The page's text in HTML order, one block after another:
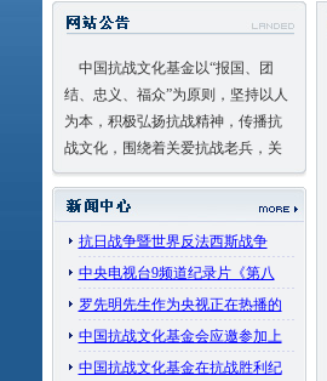
动，动员全社会的力量，塑造抗战
历史中永不磨灭的精神丰碑！
抗日战争暨世界反法西斯战争
中央电视台9频道纪录片《第八
罗先明先生作为央视正在热播的
中国抗战文化基金会应邀参加上
中国抗战文化基金在抗战胜利纪